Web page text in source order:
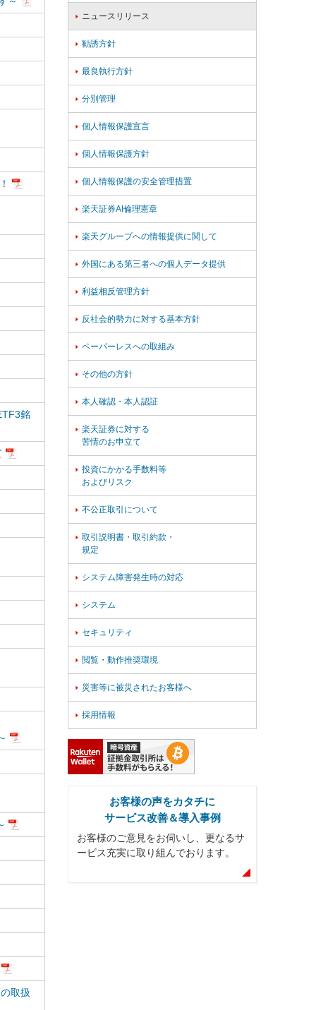
銘
取扱
 ニュースリリース
 勧誘方針
 最良執行方針
 分別管理
 個人情報保護宣言
 個人情報保護方針
 個人情報保護の安全管理措置
 楽天証券AI倫理憲章
 楽天グループへの情報提供に関して
 外国にある第三者への個人データ提供
 利益相反管理方針
 反社会的勢力に対する基本方針
 ペーパーレスへの取組み
 その他の方針
 本人確認・本人認証
 楽天証券に対する
苦情のお申立て
 投資にかかる手数料等
およびリスク
 不公正取引について
 取引説明書・取引約款・
規定
 システム障害発生時の対応
 システム
 セキュリティ
 閲覧・動作推奨環境
 災害等に被災されたお客様へ
 採用情報
お客様の声をカタチに
サービス改善＆導入事例
お客様のご意見をお伺いし、更なるサ
ービス充実に取り組んでおります。